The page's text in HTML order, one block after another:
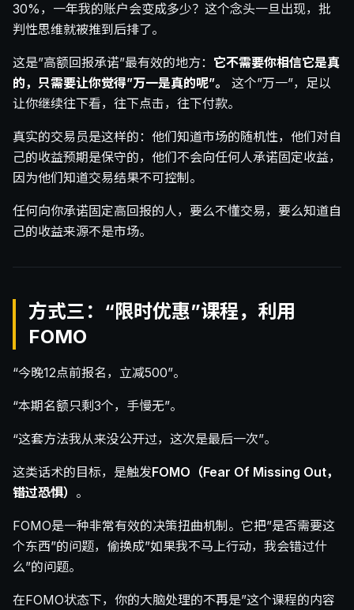
30%，一年我的账户会变成多少？这个念头一旦出现，批
判性思维就被推到后排了。
这是”高额回报承诺”最有效的地方： 它不需要你相信它是真
的，只需要让你觉得”万一是真的呢”。
这个”万一”，足以
让你继续往下看，往下点击，往下付款。
真实的交易员是这样的：他们知道市场的随机性，他们对自
己的收益预期是保守的，他们不会向任何人承诺固定收益，
因为他们知道交易结果不可控制。
任何向你承诺固定高回报的人，要么不懂交易，要么知道自
己的收益来源不是市场。
方式三：“限时优惠”课程，利用
FOMO
“今晚12点前报名，立减500”。
“本期名额只剩3个，手慢无”。
“这套方法我从来没公开过，这次是最后一次”。
这类话术的目标，是触发FOMO（Fear Of Missing Out，
错过恐惧） 。
FOMO是一种非常有效的决策扭曲机制。它把”是否需要这
个东西”的问题，偷换成”如果我不马上行动，我会错过什
么”的问题。
在FOMO状态下，你的大脑处理的不再是”这个课程的内容